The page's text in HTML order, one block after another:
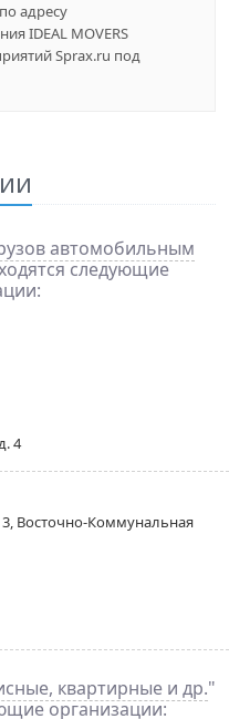
адресу
IDEAL MOVERS
Sprax.ru под
автомобильным
следующие
4
3, Восточно-Коммунальная
квартирные и др."
организации: